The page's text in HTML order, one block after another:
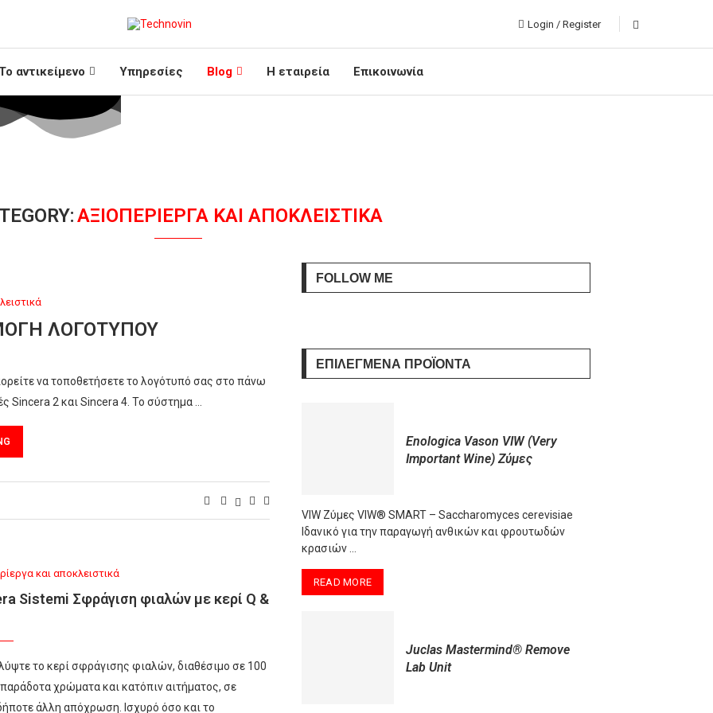
Login / Register
αντικείμενο Υπηρεσίες Blog Η εταιρεία Επικοινωνία
ΑΞΙΟΠΕΡΊΕΡΓΑ ΚΑΙ ΑΠΟΚΛΕΙΣΤΙΚΆ
ΛΟΓΌΤΥΠΟΥ
να τοποθετήσετε το λογότυπό σας στο πάνω
Sincera 2 και Sincera 4. Το σύστημα …
και αποκλειστικά
Sistemi Σφράγιση φιαλών με κερί Q &
το κερί σφράγισης φιαλών, διαθέσιμο σε 100
χρώματα και κατόπιν αιτήματος, σε
άλλη απόχρωση. Ισχυρό όσο και το
FOLLOW ME
ΕΠΙΛΕΓΜΈΝΑ ΠΡΟΪΌΝΤΑ
Enologica Vason VIW (Very
Important Wine) Ζύμες
VIW Ζύμες VIW® SMART – Saccharomyces cerevisiae
Ιδανικό για την παραγωγή ανθικών και φρουτωδών
κρασιών …
READ MORE
Juclas Mastermind® Remove
Lab Unit